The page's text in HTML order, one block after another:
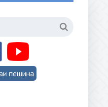
пешина